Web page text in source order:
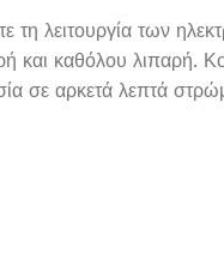
τη λειτουργία των
και καθόλου λιπαρή.
σε αρκετά λεπτά